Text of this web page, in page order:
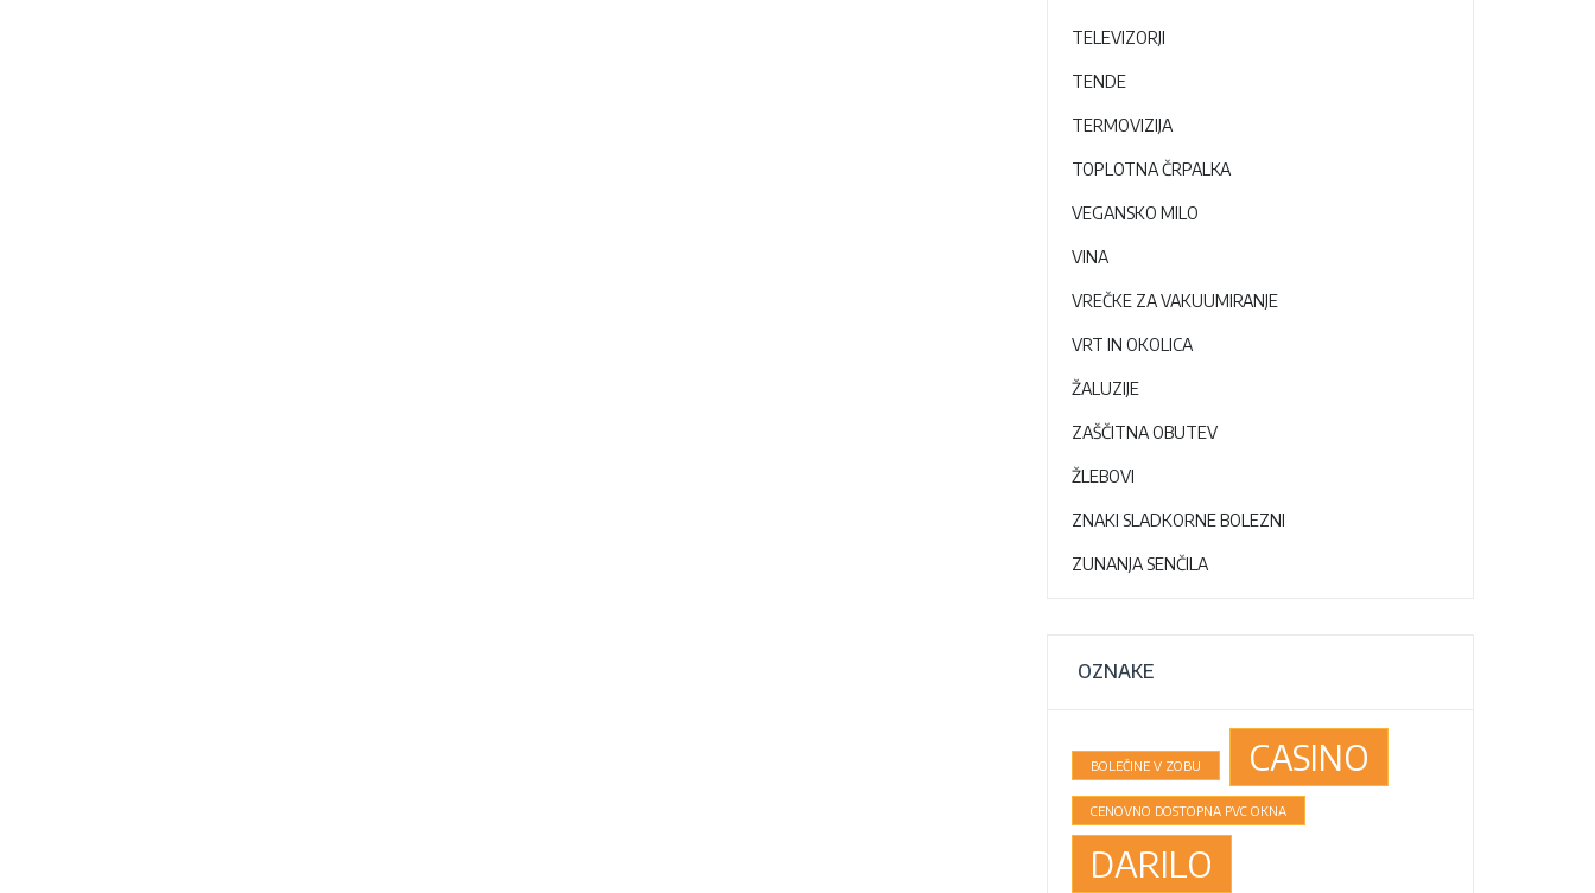
TELEVIZORJI
TENDE
TERMOVIZIJA
TOPLOTNA ČRPALKA
VEGANSKO MILO
VINA
VREČKE ZA VAKUUMIRANJE
VRT IN OKOLICA
ŽALUZIJE
ZAŠČITNA OBUTEV
ŽLEBOVI
ZNAKI SLADKORNE BOLEZNI
ZUNANJA SENČILA
OZNAKE
BOLEČINE V ZOBU CASINO
CENOVNO DOSTOPNA PVC OKNA
DARILO